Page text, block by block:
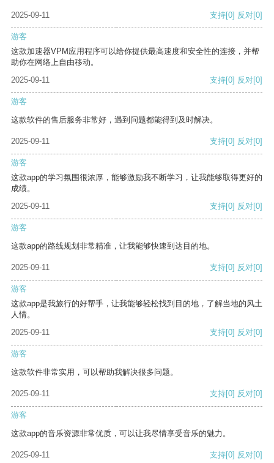
2025-09-11 支持[0] 反对[0]
游客
这款加速器VPM应用程序可以给你提供最高速度和安全性的连接，并帮
助你在网络上自由移动。
2025-09-11
支持[0] 反对[0]
游客
这款软件的售后服务非常好，遇到问题都能得到及时解决。
2025-09-11 支持[0] 反对[0]
游客
这款app的学习氛围很浓厚，能够激励我不断学习，让我能够取得更好的
成绩。
2025-09-11
支持[0] 反对[0]
游客
这款app的路线规划非常精准，让我能够快速到达目的地。
2025-09-11 支持[0] 反对[0]
游客
这款app是我旅行的好帮手，让我能够轻松找到目的地，了解当地的风土
人情。
2025-09-11
支持[0] 反对[0]
游客
这款软件非常实用，可以帮助我解决很多问题。
2025-09-11 支持[0] 反对[0]
游客
这款app的音乐资源非常优质，可以让我尽情享受音乐的魅力。
2025-09-11 支持[0] 反对[0]